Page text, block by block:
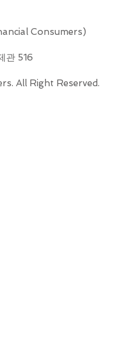
Consumers)
관 516
All Right Reserved.